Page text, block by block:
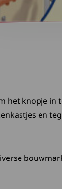
het knopje in
en